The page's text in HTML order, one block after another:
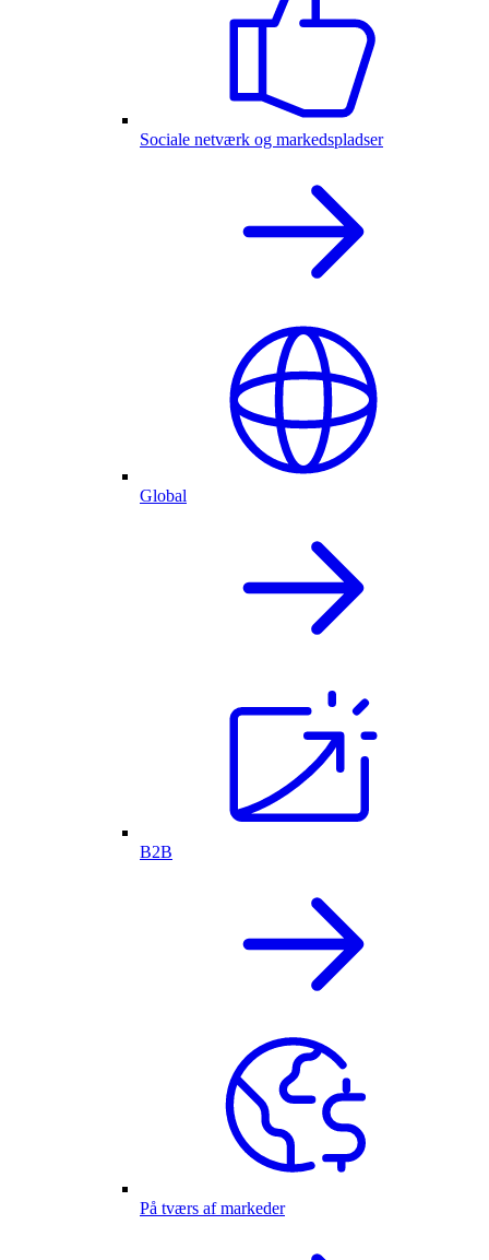
Sociale netværk og markedspladser
Global
B2B
På tværs af markeder